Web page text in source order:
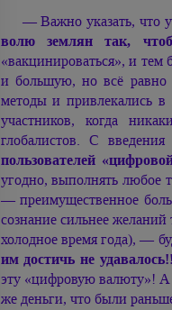
— Важно указать, что
волю землян так,
«вакцинироваться», и
и большую, но всё равно
методы и привлекались
участников, когда
глобалистов. С введения
пользователей
угодно, выполнять любое
— преимущественное
сознание сильнее желаний
холодное время года), —
им достичь не
эту «цифровую валюту»! А
же деньги, что были